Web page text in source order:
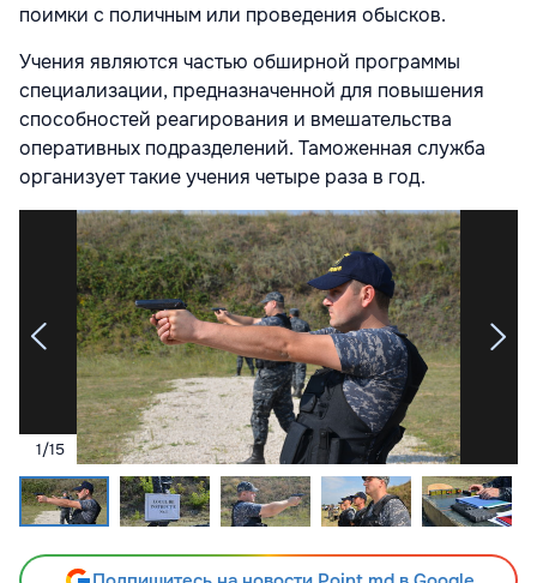
поимки с поличным или проведения обысков.
Учения являются частью обширной программы
специализации, предназначенной для повышения
способностей реагирования и вмешательства
оперативных подразделений. Таможенная служба
организует такие учения четыре раза в год.
1/15